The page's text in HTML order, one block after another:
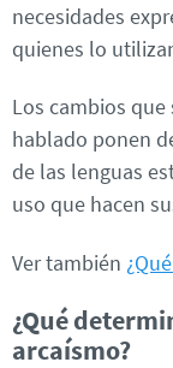
necesidades
quienes lo
Los cambios
hablado ponen
de las lenguas
uso que hacen
Ver también
¿Qué
arcaísmo?